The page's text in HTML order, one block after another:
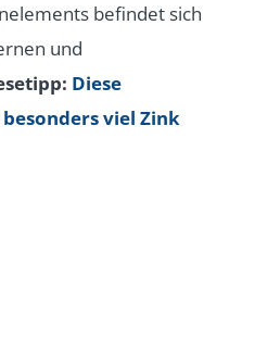
befindet sich
und
Diese
viel Zink